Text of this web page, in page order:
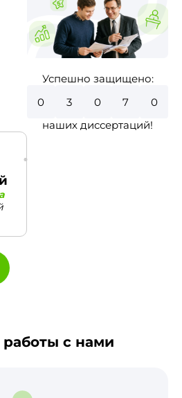
Успешно защищено:
8
1
5
3
0
наших диссертаций!
с нами